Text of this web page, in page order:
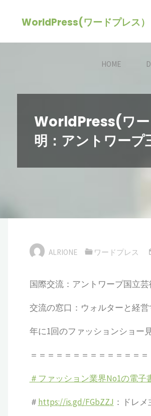
WorldPress(ワードプレス）
HOME
WorldPress(ワー
明：アントワー
ALRIONE ワードプレス
国際交流：アントワープ国立
交流の窓口：ウォルターと経
年に1回のファッションショー
＝＝＝＝＝＝＝＝＝＝＝＝＝＝
＃ファッション業界No1の電子
＃ https://is.gd/FGbZZJ ：ドレ